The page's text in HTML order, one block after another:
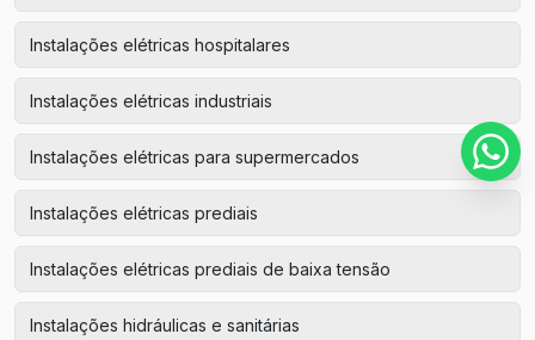
Instalações elétricas hospitalares
Instalações elétricas industriais
Instalações elétricas para supermercados
Instalações elétricas prediais
Instalações elétricas prediais de baixa tensão
Instalações hidráulicas e sanitárias